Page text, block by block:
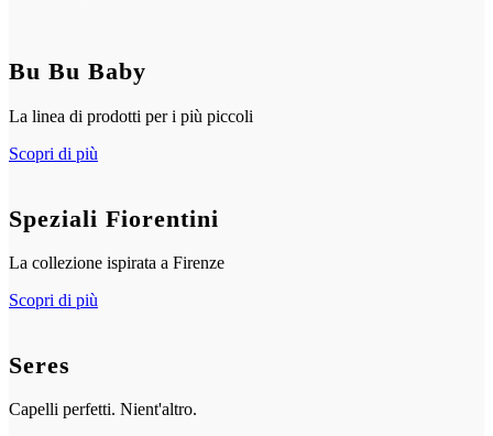
Bu Bu Baby
La linea di prodotti per i più piccoli
Scopri di più
Speziali Fiorentini
La collezione ispirata a Firenze
Scopri di più
Seres
Capelli perfetti. Nient'altro.